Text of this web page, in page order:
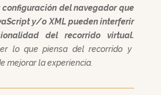
configuración del navegador que
y/o XML pueden interferir
del recorrido virtual.
lo que piensa del recorrido y
mejorar la experiencia.